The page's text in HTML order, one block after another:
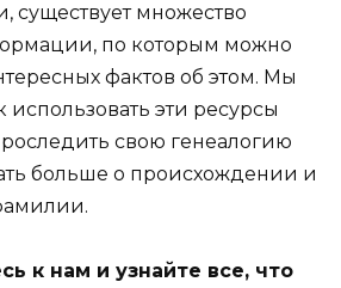
существует множество
по которым можно
фактов об этом. Мы
эти ресурсы
свою генеалогию
больше о происхождении и
к нам и узнайте все, что